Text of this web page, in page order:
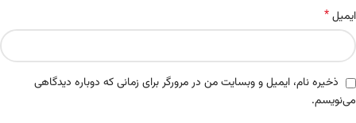
ایمیل*
ذخیره نام، ایمیل و وبسایت من در مرورگر برای زمانی که دوباره دیدگاهی
می‌نویسم.